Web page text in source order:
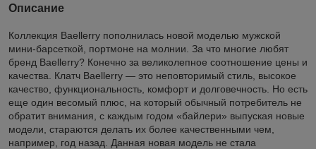
Описание
Коллекция Baellerry пополнилась новой моделью мужской
мини-барсеткой, портмоне на молнии. За что многие любят
бренд Baellerry? Конечно за великолепное соотношение цены и
качества. Клатч Baellerry — это неповторимый стиль, высокое
качество, функциональность, комфорт и долговечность. Но есть
еще один весомый плюс, на который обычный потребитель не
обратит внимания, с каждым годом «байлери» выпуская новые
модели, стараются делать их более качественными чем,
например, год назад. Данная новая модель не стала